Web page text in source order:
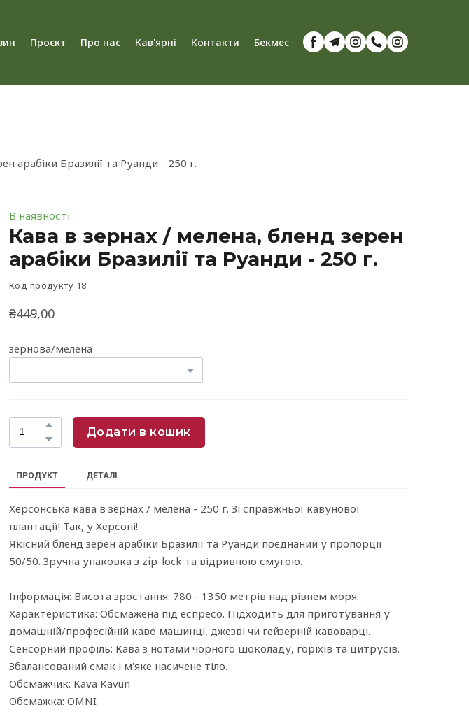
Проєкт Про нас Кав'ярні Контакти Бекмес
арабіки Бразилії та Руанди - 250 г.
В наявності
Кава в зернах / мелена, бленд зерен
арабіки Бразилії та Руанди - 250 г.
Код продукту 18
₴449,00
зернова/мелена
Додати в кошик
ПРОДУКТ ДЕТАЛІ
Херсонська кава в зернах / мелена - 250 г. Зі справжньої кавунової
плантації! Так, у Херсоні!
Якісний бленд зерен арабіки Бразилії та Руанди поєднаний у пропорції
50/50. Зручна упаковка з zip-lock та відривною смугою.
Інформація: Висота зростання: 780 - 1350 метрів над рівнем моря.
Характеристика: Обсмажена під еспресо. Підходить для приготування у
домашній/професійній каво машинці, джезві чи гейзерній кавоварці.
Сенсорний профіль: Кава з нотами чорного шоколаду, горіхів та цитрусів.
Збалансований смак і м'яке насичене тіло.
Обсмажчик: Kava Kavun
Обсмажка: OMNI